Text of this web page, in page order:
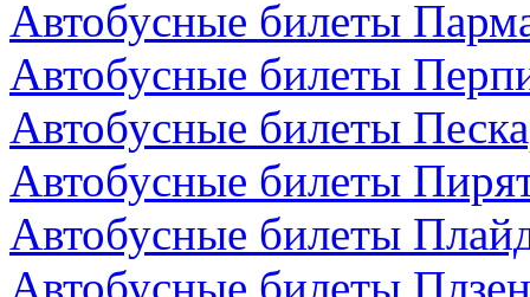
Автобусные билеты
Автобусные билеты
Автобусные билеты
Автобусные билеты
Автобусные билеты
Автобусные билеты